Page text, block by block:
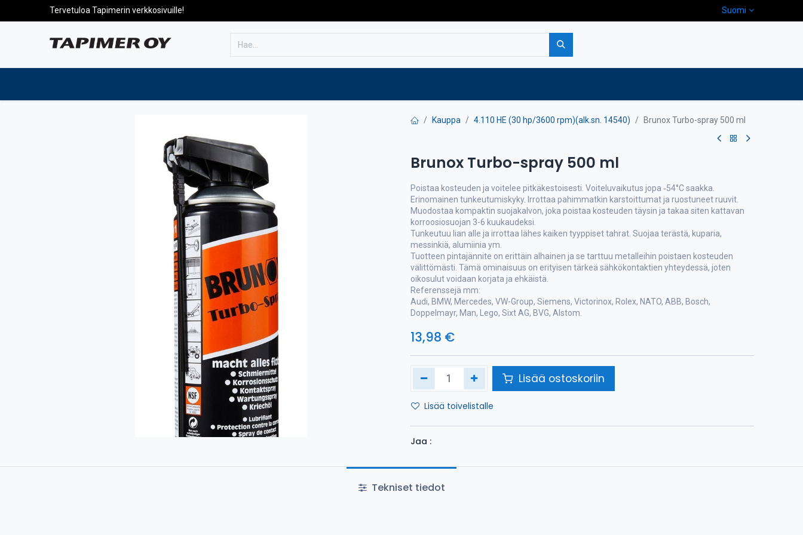
Tervetuloa Tapimerin verkkosivuille! Suomi
Kauppa 4.110 HE (30 hp/3600 rpm)(alk.sn. 14540) Brunox Turbo-spray 500 ml
Brunox Turbo-spray 500 ml
Poistaa kosteuden ja voitelee pitkäkestoisesti. Voiteluvaikutus jopa ‑54°C saakka.
Erinomainen tunkeutumiskyky. Irrottaa pahimmatkin karstoittumat ja ruostuneet ruuvit.
Muodostaa kompaktin suojakalvon, joka poistaa kosteuden täysin ja takaa siten kattavan
korroosiosuojan 3-6 kuukaudeksi.
Tunkeutuu lian alle ja irrottaa lähes kaiken tyyppiset tahrat. Suojaa terästä, kuparia,
messinkiä, alumiinia ym.
Tuotteen pintajännite on erittäin alhainen ja se tarttuu metalleihin poistaen kosteuden
välittömästi. Tämä ominaisuus on erityisen tärkeä sähkökontaktien yhteydessä, joten
oikosulut voidaan korjata ja ehkäistä.
Referenssejä mm:
Audi, BMW, Mercedes, VW-Group, Siemens, Victorinox, Rolex, NATO, ABB, Bosch,
Doppelmayr, Man, Lego, Sixt AG, BVG, Alstom.
13,98 €
Lisää ostoskoriin
Lisää toivelistalle
Jaa :
Tekniset tiedot